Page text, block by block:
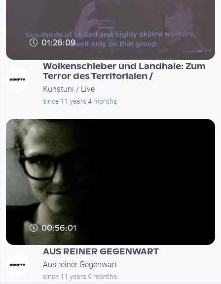
01:26:09
Wolkenschieber und Landhaie: Zum
Terror des Territorialen /
Kunstuni / Live
since 11 years 4 months
00:56:01
AUS REINER GEGENWART
Aus reiner Gegenwart
since 11 years 9 months